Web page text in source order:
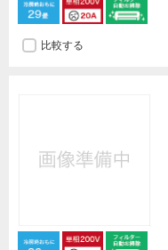
比較する